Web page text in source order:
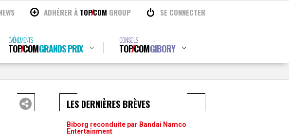
ADHÉRER À TOPCOM GROUP SE CONNECTER
ÉVÉNEMENTS
TOPCOMGRANDS PRIX
CONSEILS
TOPCOMGIBORY
LES DERNIÈRES BRÈVES
Biborg reconduite par Bandai Namco
Entertainment